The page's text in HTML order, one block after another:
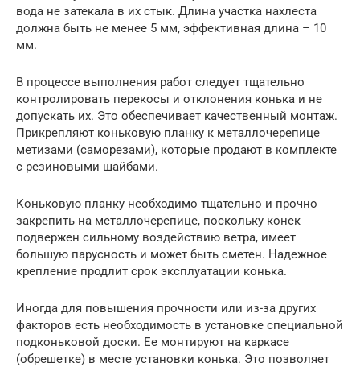
вода не затекала в их стык. Длина участка нахлеста
должна быть не менее 5 мм, эффективная длина – 10
мм.
В процессе выполнения работ следует тщательно
контролировать перекосы и отклонения конька и не
допускать их. Это обеспечивает качественный монтаж.
Прикрепляют коньковую планку к металлочерепице
метизами (саморезами), которые продают в комплекте
с резиновыми шайбами.
Коньковую планку необходимо тщательно и прочно
закрепить на металлочерепице, поскольку конек
подвержен сильному воздействию ветра, имеет
большую парусность и может быть сметен. Надежное
крепление продлит срок эксплуатации конька.
Иногда для повышения прочности или из-за других
факторов есть необходимость в установке специальной
подконьковой доски. Ее монтируют на каркасе
(обрешетке) в месте установки конька. Это позволяет